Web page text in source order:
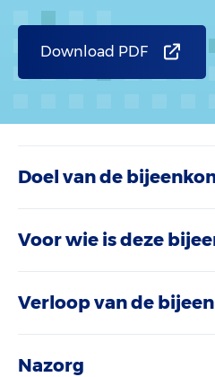
Download PDF
Doel van de
Voor wie is deze
Verloop van de
Nazorg